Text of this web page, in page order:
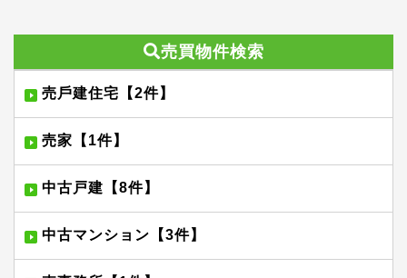
売買物件検索
売⼾建住宅【2件】
売家【1件】
中古戸建【8件】
中古マンション【3件】